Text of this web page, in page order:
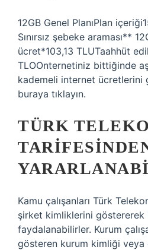
12GB Genel PlanıPlan
Sınırsız şebeke araması**
ücret*103,13 TLUTaahhüt
TLOOnternetiniz bittiğinde
kademeli internet ücretlerini
buraya tıklayın.
TÜRK
Kamu çalışanları Türk
şirket kimliklerini
faydalanabilirler. Kurum
gösteren kurum kimliği veya